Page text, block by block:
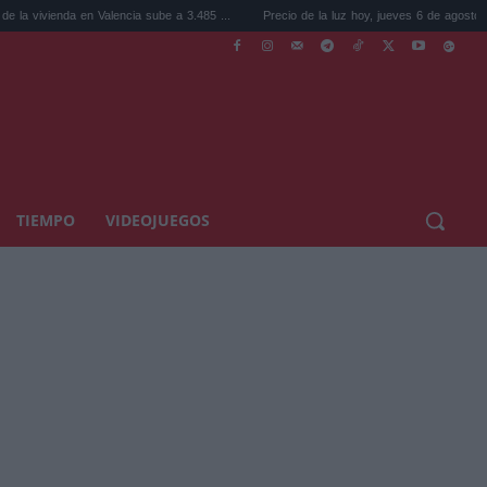
Valencia sube a 3.485 ... Precio de la luz hoy, jueves 6 de agosto: la hora ...
TIEMPO VIDEOJUEGOS